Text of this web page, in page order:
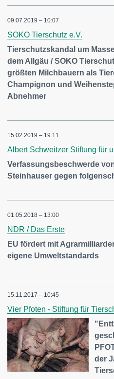
09.07.2019 – 10:07
SOKO Tierschutz e.V.
Tierschutzskandal um
dem Allgäu / SOKO
größten Milchbauern als
Champignon und
Abnehmer
15.02.2019 – 19:11
Albert Schweitzer Stiftung für
Verfassungsbeschwerde
Steinhauser gegen
01.05.2018 – 13:00
NDR / Das Erste
EU fördert mit
eigene Umweltstandards
15.11.2017 – 10:45
Vier Pfoten - Stiftung für
der